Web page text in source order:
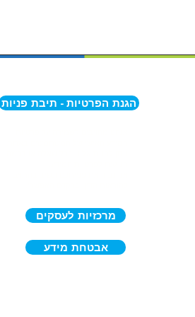
הגנת הפרטיות - תיבת פניות
מרכזיות לעסקים
אבטחת מידע